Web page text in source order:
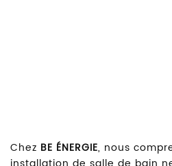
Chez BE ÉNERGIE, nous